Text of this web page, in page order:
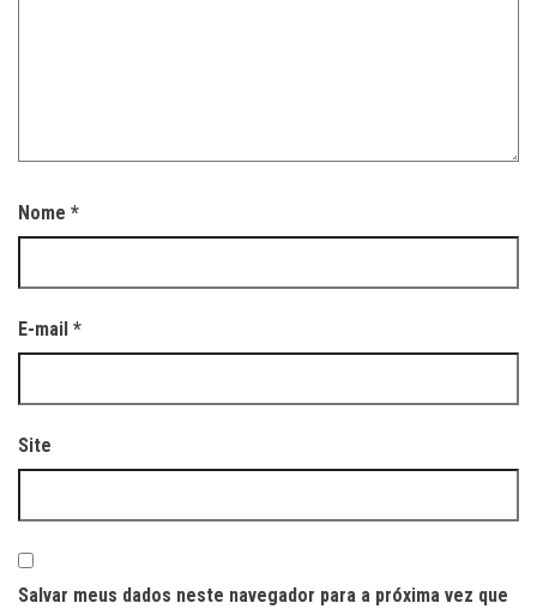
Nome *
E-mail *
Site
Salvar meus dados neste navegador para a próxima vez que